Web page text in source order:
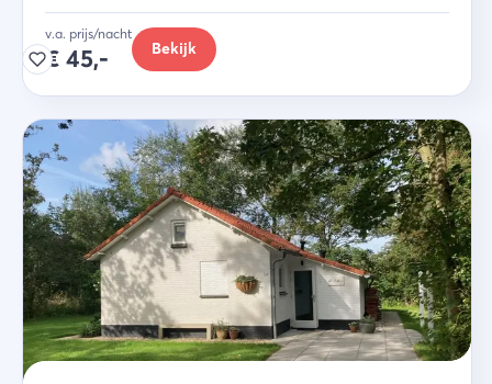
v.a. prijs/nacht
€ 45,- Bekijk